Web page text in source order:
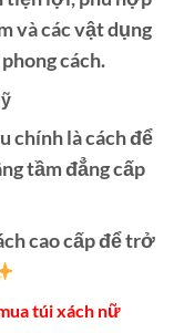
và các vật dụng
cách.
chính là cách để
tầm đẳng cấp
cao cấp để trở
túi xách nữ